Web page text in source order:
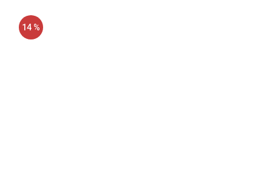
14 %